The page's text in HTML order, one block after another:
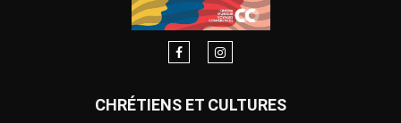
CHRÉTIENS ET CULTURES